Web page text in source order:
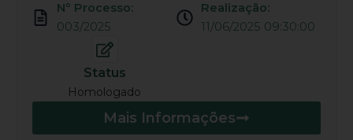
Nº Processo:
003/2025
Realização:
11/06/2025 09:30:00
Status
Homologado
Mais Informações